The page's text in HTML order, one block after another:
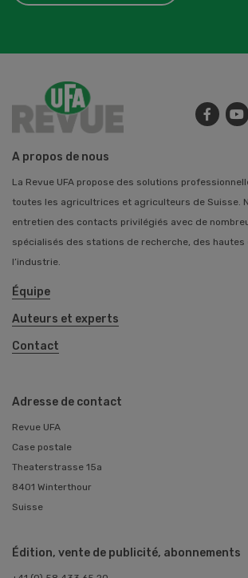
A propos de nous
La Revue UFA propose des solutions
toutes les agricultrices et agriculteurs de Suisse.
entretien des contacts privilégiés avec de
spécialisés des stations de recherche, des hautes
l’industrie.
Équipe
Auteurs et experts
Contact
Adresse de contact
Revue UFA
Case postale
Theaterstrasse 15a
8401 Winterthour
Suisse
Édition, vente de publicité, abonnements